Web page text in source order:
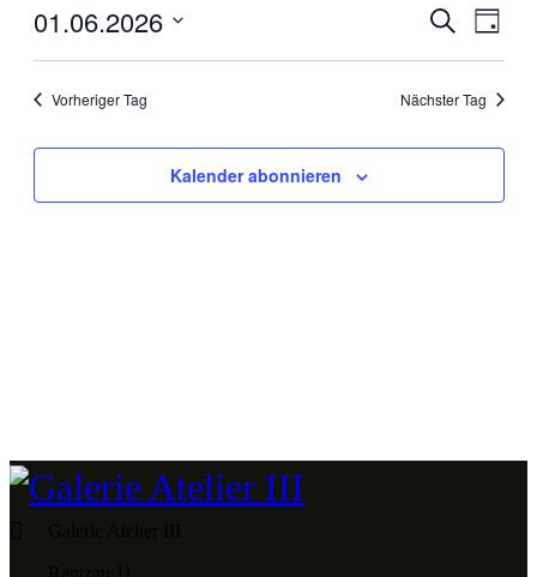
Suche
Tag
01.06.2026
Vorheriger Tag
Nächster Tag
Kalender abonnieren